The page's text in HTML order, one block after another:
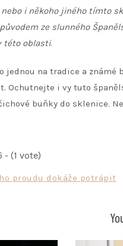
i někoho jiného tímto
ze slunného
této oblasti.
jednou na tradice a známé
Ochutnejte i vy tuto
buňky do sklenice.
- (1 vote)
proudu dokáže potrápit